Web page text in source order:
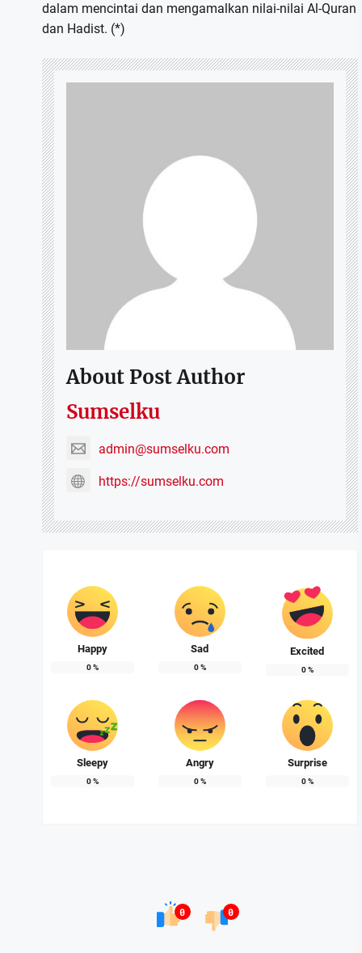
dalam mencintai dan mengamalkan nilai-nilai Al-Quran
dan Hadist. (*)
About Post Author
Sumselku
admin@sumselku.com
https://sumselku.com
Happy
0%
Sad
0%
Excited
0%
Sleepy
0%
Angry
0%
Surprise
0%
0 0